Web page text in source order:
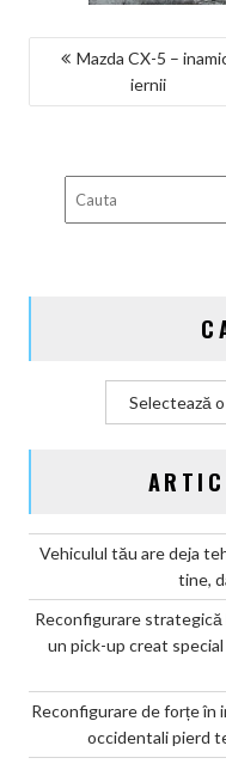
NAVIGARE
Mazda CX-5 –
iernii
Vehiculul tău are deja
tine,
Reconfigurare
un pick-up creat
Reconfigurare de forțe în
occidentali pierd